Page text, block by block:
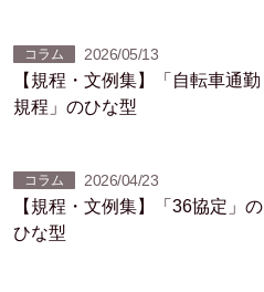
コラム 2026/05/13
【規程・文例集】「自転車通勤
規程」のひな型
コラム 2026/04/23
【規程・文例集】「36協定」の
ひな型